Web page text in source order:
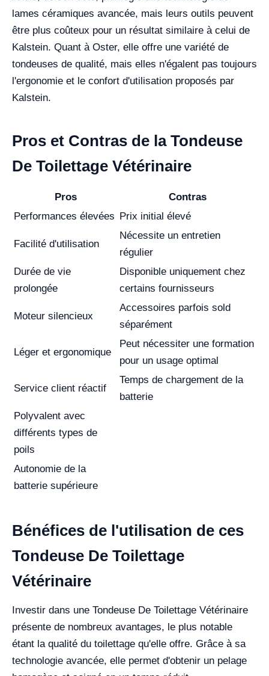
lames céramiques avancée, mais leurs outils peuvent
être plus coûteux pour un résultat similaire à celui de
Kalstein. Quant à Oster, elle offre une variété de
tondeuses de qualité, mais elles n'égalent pas toujours
l'ergonomie et le confort d'utilisation proposés par
Kalstein.
Pros et Contras de la Tondeuse
De Toilettage Vétérinaire
Pros
Contras
Performances élevées Prix initial élevé
Facilité d'utilisation
Nécessite un entretien
régulier
Durée de vie
prolongée
Disponible uniquement chez
certains fournisseurs
Moteur silencieux
Accessoires parfois sold
séparément
Léger et ergonomique
Peut nécessiter une formation
pour un usage optimal
Service client réactif
Temps de chargement de la
batterie
Polyvalent avec
différents types de
poils
Autonomie de la
batterie supérieure
Bénéfices de l'utilisation de ces
Tondeuse De Toilettage
Vétérinaire
Investir dans une Tondeuse De Toilettage Vétérinaire
présente de nombreux avantages, le plus notable
étant la qualité du toilettage qu'elle offre. Grâce à sa
technologie avancée, elle permet d'obtenir un pelage